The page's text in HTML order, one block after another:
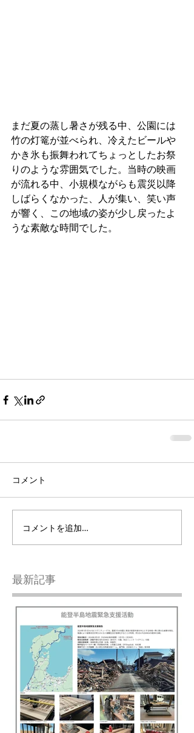
まだ夏の蒸し暑さが残る中、公園には
竹の灯篭が並べられ、冷えたビールや
かき氷も振舞われてちょっとしたお祭
りのような雰囲気でした。当時の映画
が流れる中、小規模ながらも震災以降
しばらくなかった、人が集い、笑い声
が響く、この地域の姿が少し戻ったよ
うな素敵な時間でした。
コメント
コメントを追加…
最新記事